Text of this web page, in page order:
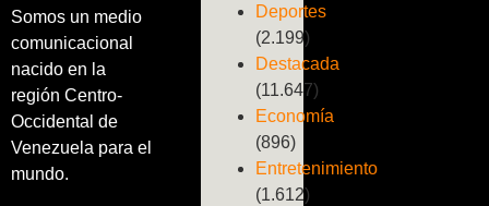
Somos un medio
comunicacional
nacido en la
región Centro-
Occidental de
Venezuela para el
mundo.
Deportes
(2.199)
Destacada
(11.647)
Economía
(896)
Entretenimiento
(1.612)